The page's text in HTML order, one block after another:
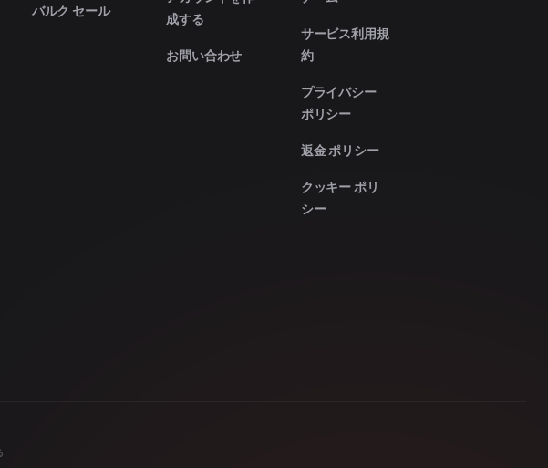
バルク セール
成する
お問い合わせ
サービス利用規
約
プライバシー
ポリシー
返金 ポリシー
クッキー ポリ
シー